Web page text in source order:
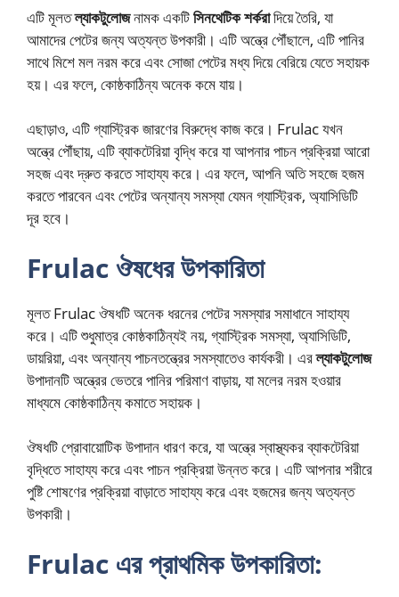
এটি মূলতল্যাকটুলোজনামক একটিসিনথেটিক শর্করাদিয়ে তৈরি, যা
আমাদের পেটের জন্য অত্যন্ত উপকারী। এটি অন্ত্রে পৌঁছালে, এটি পানির
সাথে মিশে মল নরম করে এবং সোজা পেটের মধ্য দিয়ে বেরিয়ে যেতে সহায়ক
হয়। এর ফলে, কোষ্ঠকাঠিন্য অনেক কমে যায়।
এছাড়াও, এটি গ্যাস্ট্রিক জারণের বিরুদ্ধে কাজ করে। Frulac যখন
অন্ত্রে পৌঁছায়, এটি ব্যাকটেরিয়া বৃদ্ধি করে যা আপনার পাচন প্রক্রিয়া আরো
সহজ এবং দ্রুত করতে সাহায্য করে। এর ফলে, আপনি অতি সহজে হজম
করতে পারবেন এবং পেটের অন্যান্য সমস্যা যেমন গ্যাস্ট্রিক, অ্যাসিডিটি
দূর হবে।
Frulac ঔষধের উপকারিতা
মূলত Frulac ঔষধটি অনেক ধরনের পেটের সমস্যার সমাধানে সাহায্য
করে। এটি শুধুমাত্র কোষ্ঠকাঠিন্যই নয়, গ্যাস্ট্রিক সমস্যা, অ্যাসিডিটি,
ডায়রিয়া, এবং অন্যান্য পাচনতন্ত্রের সমস্যাতেও কার্যকরী। এরল্যাকটুলোজ
উপাদানটি অন্ত্রের ভেতরে পানির পরিমাণ বাড়ায়, যা মলের নরম হওয়ার
মাধ্যমে কোষ্ঠকাঠিন্য কমাতে সহায়ক।
ঔষধটি প্রোবায়োটিক উপাদান ধারণ করে, যা অন্ত্রে স্বাস্থ্যকর ব্যাকটেরিয়া
বৃদ্ধিতে সাহায্য করে এবং পাচন প্রক্রিয়া উন্নত করে। এটি আপনার শরীরে
পুষ্টি শোষণের প্রক্রিয়া বাড়াতে সাহায্য করে এবং হজমের জন্য অত্যন্ত
উপকারী।
Frulac এর প্রাথমিক উপকারিতা: